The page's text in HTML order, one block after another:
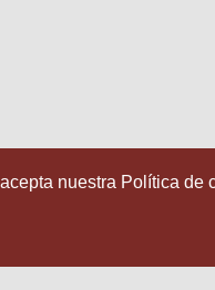
nuestra Política de